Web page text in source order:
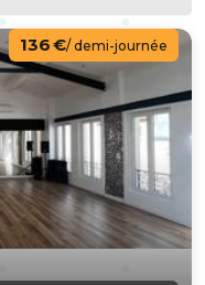
136 €/ demi-journée